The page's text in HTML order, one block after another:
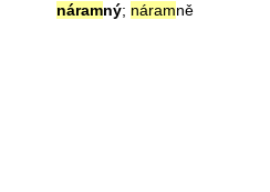
náramný; náramně